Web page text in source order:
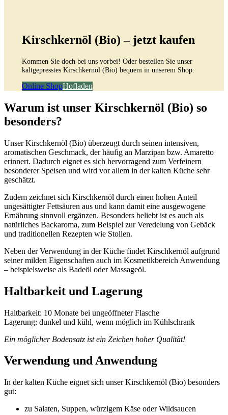
Kirschkernöl (Bio) – jetzt kaufen
Kommen Sie doch bei uns vorbei! Oder bestellen Sie unser
kaltgepresstes Kirschkernöl (Bio) bequem in unserem Shop:
Online ShopHofladen
Warum ist unser Kirschkernöl (Bio) so
besonders?
Unser Kirschkernöl (Bio) überzeugt durch seinen intensiven,
aromatischen Geschmack, der häufig an Marzipan bzw. Amaretto
erinnert. Dadurch eignet es sich hervorragend zum Verfeinern
besonderer Speisen und wird vor allem in der kalten Küche sehr
geschätzt.
Zudem zeichnet sich Kirschkernöl durch einen hohen Anteil
ungesättigter Fettsäuren aus und kann damit eine ausgewogene
Ernährung sinnvoll ergänzen. Besonders beliebt ist es auch als
natürliches Backaroma, zum Beispiel zur Veredelung von Gebäck
und traditionellen Rezepten wie Stollen.
Neben der Verwendung in der Küche findet Kirschkernöl aufgrund
seiner milden Eigenschaften auch im Kosmetikbereich Anwendung
– beispielsweise als Badeöl oder Massageöl.
Haltbarkeit und Lagerung
Haltbarkeit: 10 Monate bei ungeöffneter Flasche
Lagerung: dunkel und kühl, wenn möglich im Kühlschrank
Ein möglicher Bodensatz ist ein Zeichen hoher Qualität!
Verwendung und Anwendung
In der kalten Küche eignet sich unser Kirschkernöl (Bio) besonders
gut:
zu Salaten, Suppen, würzigem Käse oder Wildsaucen